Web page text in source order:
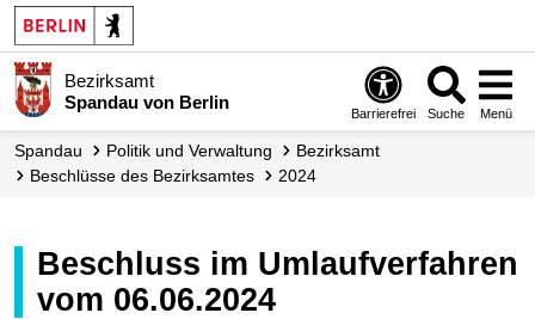
Bezirksamt
Spandau von Berlin
Barrierefrei Suche Menü
Spandau Politik und Verwaltung
Bezirksamt
Beschlüsse des Bezirksamtes
2024
Beschluss im Umlaufverfahren
vom 06.06.2024